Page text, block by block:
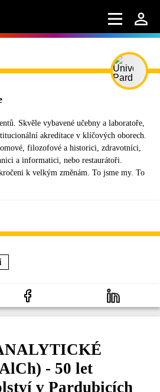
Skvěle vybavené učebny a laboratoře,
akreditace v klíčových oborech.
filozofové a historici, zdravotníci,
a informatici, nebo restaurátoři.
k velkým změnám. To jsme my. To
- 50 let
v Pardubicích